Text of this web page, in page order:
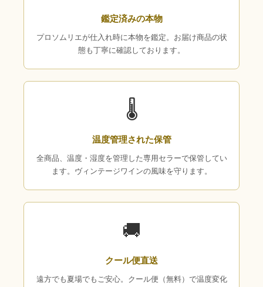
鑑定済みの本物
プロソムリエが仕入れ時に本物を鑑定。お届け商品の状
態も丁寧に確認しております。
🌡
温度管理された保管
全商品、温度・湿度を管理した専用セラーで保管してい
ます。ヴィンテージワインの風味を守ります。
🚚
クール便直送
遠方でも夏場でもご安心。クール便（無料）で温度変化